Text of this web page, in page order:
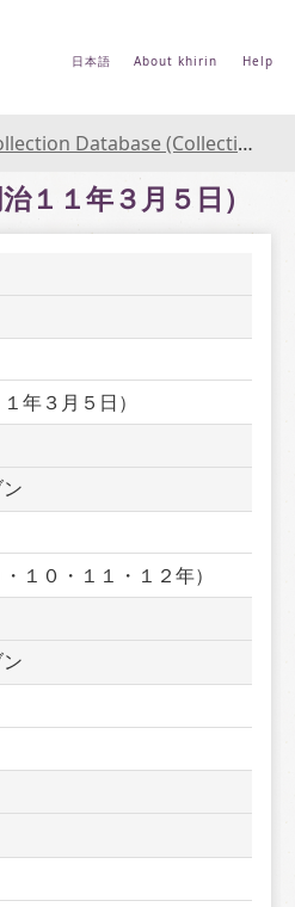
日本語 About khirin Help
Database of the National Museum of Japanese History)
１１年３月５日）
年３月５日）
１０・１１・１２年）